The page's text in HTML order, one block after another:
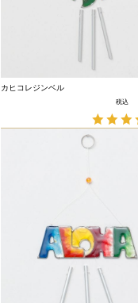
カヒコレジンベル